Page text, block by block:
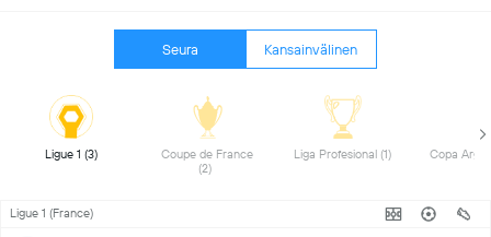
Seura Kansainvälinen
Ligue 1 (3)
Coupe de France
Ligue 1 (France)